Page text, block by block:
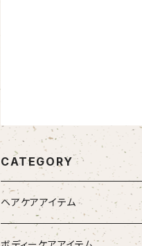
CATEGORY
ヘアケアアイテム
シャンプー